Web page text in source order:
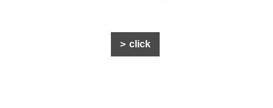
click